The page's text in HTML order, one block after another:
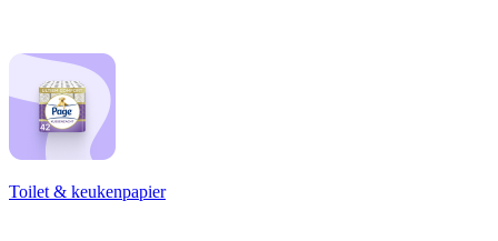
Toilet & keukenpapier